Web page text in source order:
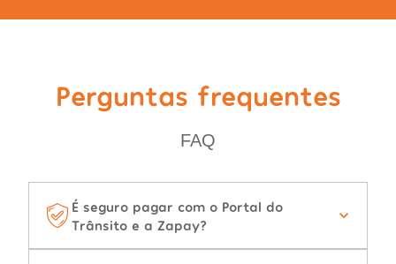
Perguntas frequentes
FAQ
É seguro pagar com o Portal do
Trânsito e a Zapay?